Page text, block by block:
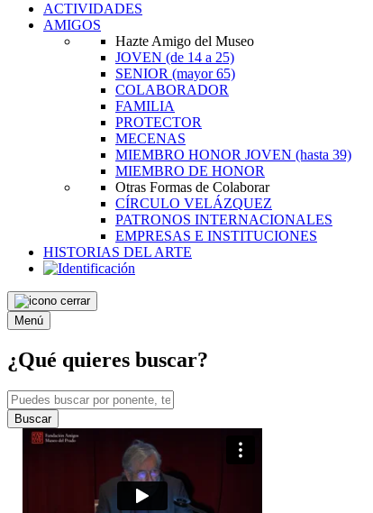
ACTIVIDADES
AMIGOS
Hazte Amigo del Museo
JOVEN (de 14 a 25)
SENIOR (mayor 65)
COLABORADOR
FAMILIA
PROTECTOR
MECENAS
MIEMBRO HONOR JOVEN (hasta 39)
MIEMBRO DE HONOR
Otras Formas de Colaborar
CÍRCULO VELÁZQUEZ
PATRONOS INTERNACIONALES
EMPRESAS E INSTITUCIONES
HISTORIAS DEL ARTE
Menú
¿Qué quieres buscar?
Buscar